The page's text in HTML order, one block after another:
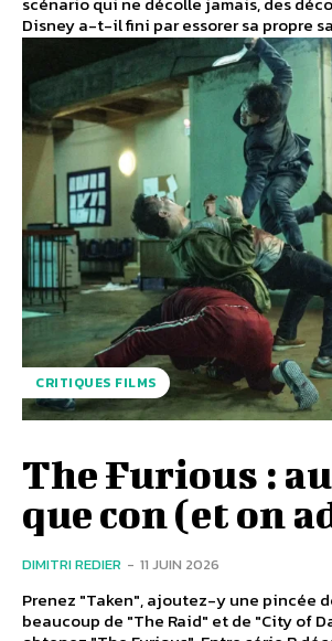
Disney a-t-il fini par essorer sa propre
CRITIQUES FILMS
The Furious :
que con (et on
DIMITRI REDIER - 11 JUIN 2026
Prenez "Taken", ajoutez-y une pincée
beaucoup de "The Raid" et de "City of